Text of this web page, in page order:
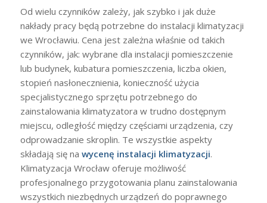
Od wielu czynników zależy, jak szybko i jak duże
nakłady pracy będą potrzebne do instalacji klimatyzacji
we Wrocławiu. Cena jest zależna właśnie od takich
czynników, jak: wybrane dla instalacji pomieszczenie
lub budynek, kubatura pomieszczenia, liczba okien,
stopień nasłonecznienia, konieczność użycia
specjalistycznego sprzętu potrzebnego do
zainstalowania klimatyzatora w trudno dostępnym
miejscu, odległość między częściami urządzenia, czy
odprowadzanie skroplin. Te wszystkie aspekty
składają się na wycenę instalacji klimatyzacji.
Klimatyzacja Wrocław oferuje możliwość
profesjonalnego przygotowania planu zainstalowania
wszystkich niezbędnych urządzeń do poprawnego